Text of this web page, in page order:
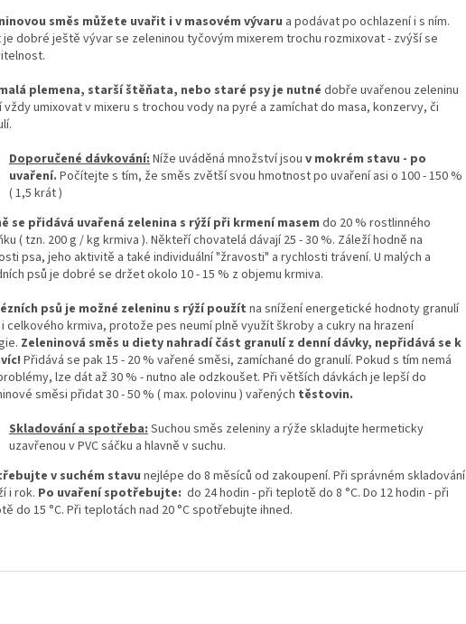
směs můžete uvařit i v masovém vývaru a podávat po ochlazení i s ním.
dobré ještě vývar se zeleninou tyčovým mixerem trochu rozmixovat - zvýší se
plemena, starší štěňata, nebo staré psyje nutné dobře uvařenou zeleninu
vždy umixovat v mixeru s trochou vody na pyré a zamíchat do masa, konzervy, či
Doporučené dávkování:Níže uváděná množství jsou v mokrém stavu - po
uvaření. Počítejte s tím, že směs zvětší svou hmotnost po uvaření asi o 100 - 150 %
( 1,5 krát )
se přidává uvařená zelenina s rýží při krmení masem do 20 % rostlinného
( tzn. 200 g / kg krmiva ). Někteří chovatelá dávají 25 - 30 %. Záleží hodně na
psa, jeho aktivitě a také individuální "žravosti" a rychlosti trávení. U malých a
psů je dobré se držet okolo 10 - 15 % z objemu krmiva.
psů je možné zeleninu s rýží použít na snížení energetické hodnoty granulí
celkového krmiva, protože pes neumí plně využít škroby a cukry na hrazení
Zeleninová směs u diety nahradí část granulí z denní dávky, nepřidává se k
Přidává se pak 15 - 20 % vařené směsi, zamíchané do granulí. Pokud s tím nemá
lze dát až 30 % - nutno ale odzkoušet. Při větších dávkách je lepší do
směsi přidat 30 - 50 % ( max. polovinu ) vařených těstovin.
Skladování a spotřeba:Suchou směs zeleniny a rýže skladujte hermeticky
uzavřenou v PVC sáčku a hlavně v suchu.
v suchém stavu nejlépe do 8 měsíců od zakoupení. Při správném skladování
i rok. Po uvaření spotřebujte: do 24 hodin - při teplotě do 8 °C. Do 12 hodin - při
do 15 °C. Při teplotách nad 20 °C spotřebujte ihned.